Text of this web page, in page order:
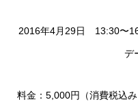
2016年4月29日 13:30〜
デ
料金：5,000円（消費税込み